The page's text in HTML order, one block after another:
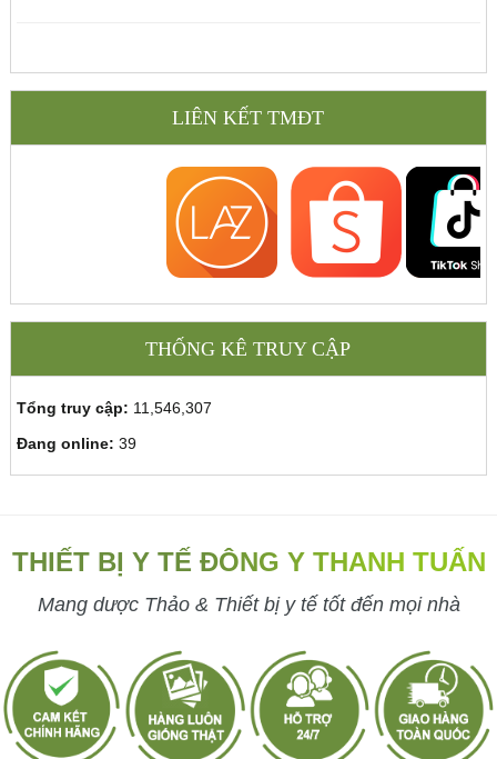
LIÊN KẾT TMĐT
THỐNG KÊ TRUY CẬP
Tổng truy cập: 11,546,307
Đang online: 39
THIẾT BỊ Y TẾ ĐÔNG Y THANH TUẤN
Mang dược Thảo & Thiết bị y tế tốt đến mọi nhà